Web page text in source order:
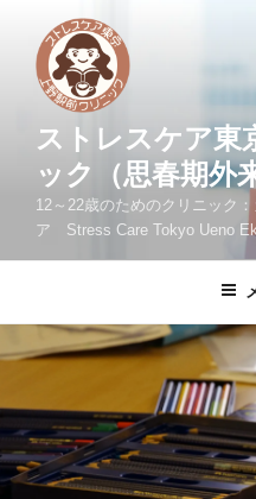
ストレスケア東
ック（思春期外
12～22歳のためのクリニック
ア Stress Care Tokyo Ueno